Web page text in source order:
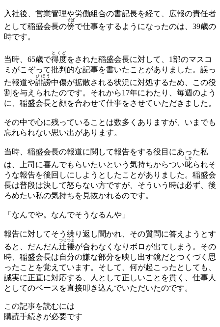
入社後、営業管理や労働組合の書記長を経て、広報の責任者
として稲盛会長の傍
そば
で仕事をするようになったのは、39歳の
時です。
当時、65歳で得度
とくど
をされた稲盛会長に対して、1部のマスコ
ミがこぞって批判的な記事を書いたことがありました。誤っ
た報道や誹謗
ひぼう
中傷が拡散される状況に対処するため、この役
割を与えられたのです。それから17年にわたり、毎週のよう
に、稲盛会長と顔を合わせて仕事をさせていただきました。
その中で心に残っていることは数多くありますが、いまでも
忘れられない思い出があります。
当時、稲盛会長の報道に関して報告をする役目にあった私
は、上司に喜んでもらいたいという気持ちからつい叱
しか
られそ
うな報告を後回しにしようとしたことがありました。稲盛会
長は普段は決して怒らない方ですが、そういう時は必ず、後
ろめたい私の気持ちを見抜かれるのです。
「なんでや。なんでそうなるんや」
報告に対してそう繰り返し聞かれ、その質問に答えようとす
ると、だんだん辻
つじ
褄
つま
が合わなくなりボロが出てしまう。その
時、稲盛会長は自分の嫌な部分を映し出す鏡だとつくづく思
ったことを覚えています。そして、何が起こったとしても、
誠実に正直に対応する、人として正しいことを貫く、仕事人
としてのベースを直接叩き込んでいただいたのです。
この記事を読むには
購読手続きが必要です